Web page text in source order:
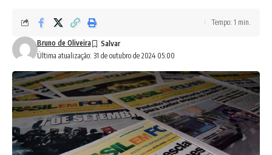
Última atualização: 31 de outubro de 2024 05:00
Bruno de Oliveira
Tempo: 1 min.